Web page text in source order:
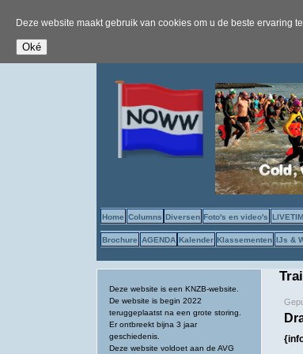
Deze website maakt gebruik van cookies om u de beste ervaring
Home Columns Diversen Foto's en video's
Brochure AGENDA Kalender Klassementen IJs &
Deze website is een KNZB-website.
De website is begin 2022
teruggeplaatst na een grote storing.
Er ontbreekt bijna 3 jaar
geschiedenis.
Deze website voldoet aan de AVG